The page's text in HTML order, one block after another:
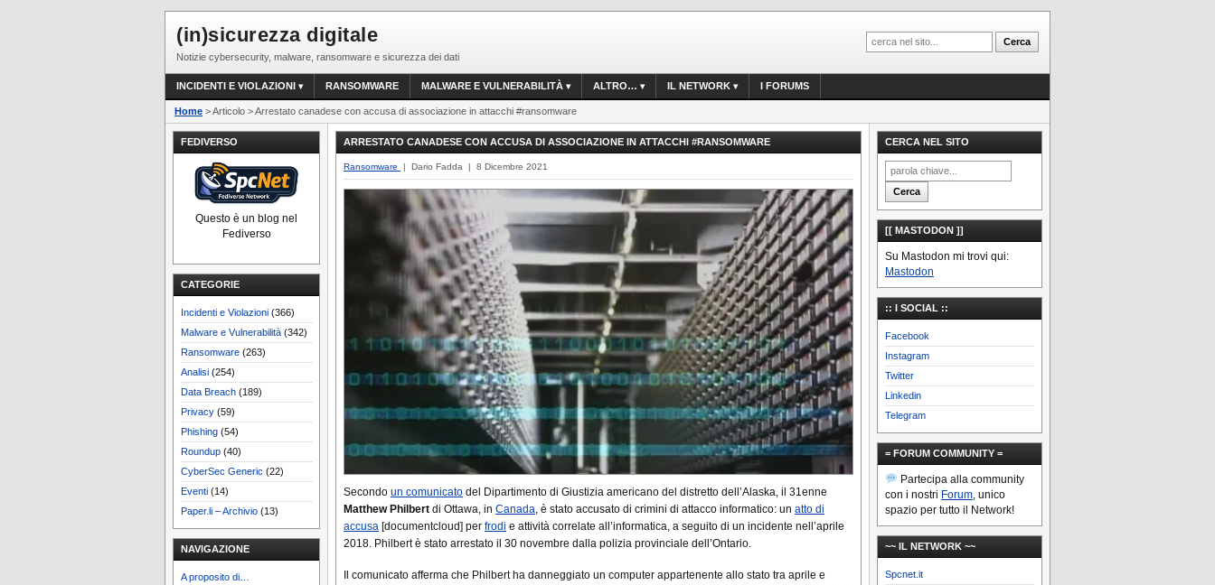
(in)sicurezza digitale
Notizie cybersecurity, malware, ransomware e sicurezza dei dati
INCIDENTI E VIOLAZIONI RANSOMWARE MALWARE E VULNERABILITÀ ALTRO… IL NETWORK I FORUMS
Home > Articolo > Arrestato canadese con accusa di associazione in attacchi #ransomware
FEDIVERSO
Questo è un blog nel
Fediverso
CATEGORIE
Incidenti e Violazioni (366)
Malware e Vulnerabilità (342)
Ransomware (263)
Analisi (254)
Data Breach (189)
Privacy (59)
Phishing (54)
Roundup (40)
CyberSec Generic (22)
Eventi (14)
Paper.li – Archivio (13)
NAVIGAZIONE
A proposito di…
ARRESTATO CANADESE CON ACCUSA DI ASSOCIAZIONE IN ATTACCHI #RANSOMWARE
Ransomware | Dario Fadda | 8 Dicembre 2021
Secondo un comunicato del Dipartimento di Giustizia americano del distretto dell’Alaska, il 31enne
Matthew Philbert di Ottawa, in Canada, è stato accusato di crimini di attacco informatico: un atto di
accusa [documentcloud] per frodi e attività correlate all’informatica, a seguito di un incidente nell’aprile
2018. Philbert è stato arrestato il 30 novembre dalla polizia provinciale dell’Ontario.
Il comunicato afferma che Philbert ha danneggiato un computer appartenente allo stato tra aprile e
CERCA NEL SITO
[[ MASTODON ]]
Su Mastodon mi trovi qui:
Mastodon
:: I SOCIAL ::
Facebook
Instagram
Twitter
Linkedin
Telegram
= FORUM COMMUNITY =
Partecipa alla community
con i nostri Forum, unico
spazio per tutto il Network!
~~ IL NETWORK ~~
Spcnet.it